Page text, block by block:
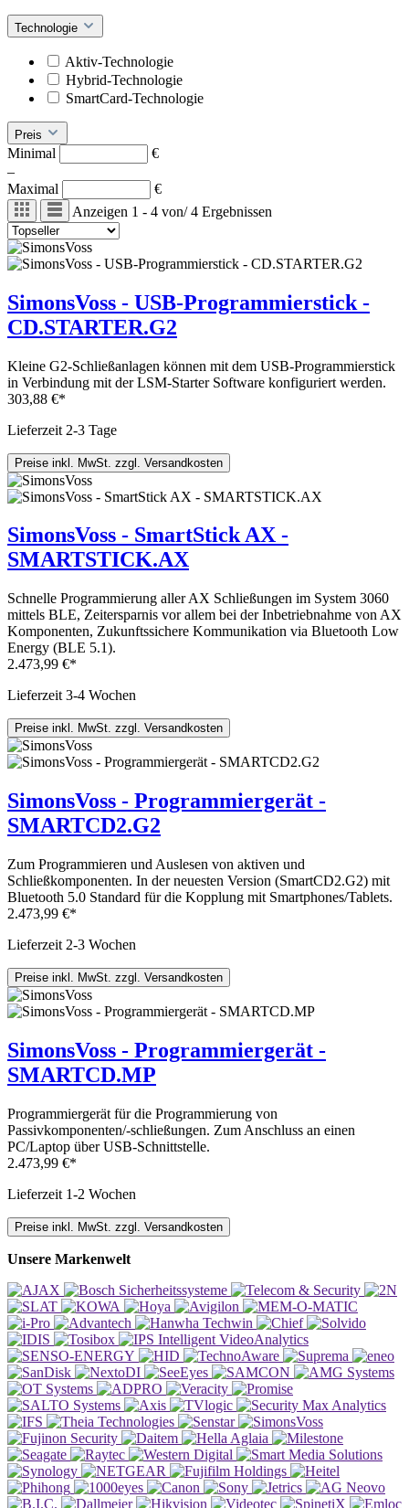
Technologie
Aktiv-Technologie
Hybrid-Technologie
SmartCard-Technologie
Preis
Minimal
€
–
Maximal
€
Anzeigen 1 - 4 von/4 Ergebnissen
SimonsVoss - USB-Programmierstick -
CD.STARTER.G2
Kleine G2-Schließanlagen können mit dem USB-Programmierstick
in Verbindung mit der LSM-Starter Software konfiguriert werden.
303,88 €*
Lieferzeit 2-3 Tage
Preise inkl. MwSt. zzgl. Versandkosten
SimonsVoss - SmartStick AX -
SMARTSTICK.AX
Schnelle Programmierung aller AX Schließungen im System 3060
mittels BLE, Zeitersparnis vor allem bei der Inbetriebnahme von AX
Komponenten, Zukunftssichere Kommunikation via Bluetooth Low
Energy (BLE 5.1).
2.473,99 €*
Lieferzeit 3-4 Wochen
Preise inkl. MwSt. zzgl. Versandkosten
SimonsVoss - Programmiergerät -
SMARTCD2.G2
Zum Programmieren und Auslesen von aktiven und
Schließkomponenten. In der neuesten Version (SmartCD2.G2) mit
Bluetooth 5.0 Standard für die Kopplung mit Smartphones/Tablets.
2.473,99 €*
Lieferzeit 2-3 Wochen
Preise inkl. MwSt. zzgl. Versandkosten
SimonsVoss - Programmiergerät -
SMARTCD.MP
Programmiergerät für die Programmierung von
Passivkomponenten/-schließungen. Zum Anschluss an einen
PC/Laptop über USB-Schnittstelle.
2.473,99 €*
Lieferzeit 1-2 Wochen
Preise inkl. MwSt. zzgl. Versandkosten
Unsere Markenwelt